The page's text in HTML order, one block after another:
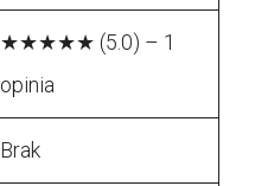
★★★★★ (5.0) – 1
opinia
Brak